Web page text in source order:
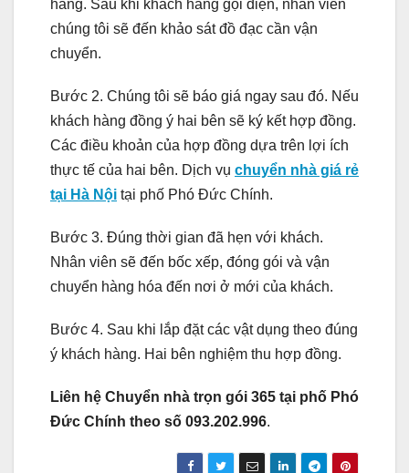
hàng. Sau khi khách hàng gọi điện, nhân viên
chúng tôi sẽ đến khảo sát đồ đạc cần vận
chuyển.
Bước 2. Chúng tôi sẽ báo giá ngay sau đó. Nếu
khách hàng đồng ý hai bên sẽ ký kết hợp đồng.
Các điều khoản của hợp đồng dựa trên lợi ích
thực tế của hai bên. Dịch vụ chuyển nhà giá rẻ
tại Hà Nội tại phố Phó Đức Chính.
Bước 3. Đúng thời gian đã hẹn với khách.
Nhân viên sẽ đến bốc xếp, đóng gói và vận
chuyển hàng hóa đến nơi ở mới của khách.
Bước 4. Sau khi lắp đặt các vật dụng theo đúng
ý khách hàng. Hai bên nghiệm thu hợp đồng.
Liên hệ Chuyển nhà trọn gói 365 tại phố Phó
Đức Chính theo số 093.202.996.